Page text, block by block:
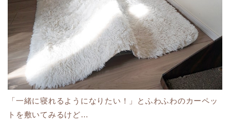
「一緒に寝れるようになりたい！」とふわふわのカーペッ
トを敷いてみるけど…